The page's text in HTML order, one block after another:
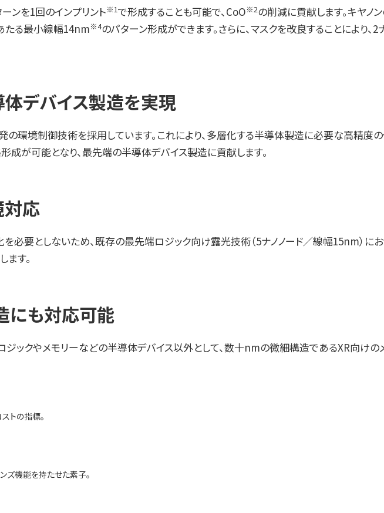
ンを1回のインプリント※1で形成することも可能で、CoO※2の削減に貢献します。キヤノ
たる最小線幅14nm※4のパターン形成ができます。さらに、マスクを改良することにより、
デバイス製造を実現
環境制御技術を採用しています。これにより、多層化する半導体製造に必要な高精度
が可能となり、最先端の半導体デバイス製造に貢献します。
対応
必要としないため、既存の最先端ロジック向け露光技術（5ナノノード／線幅15nm）に
す。
にも対応可能
ジックやメモリーなどの半導体デバイス以外として、数十nmの微細構造であるXR向けの
トの指標。
ズ機能を持たせた素子。